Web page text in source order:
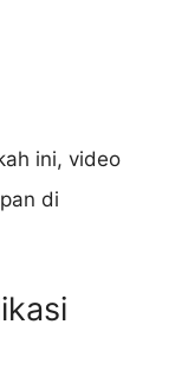
ini, video
di